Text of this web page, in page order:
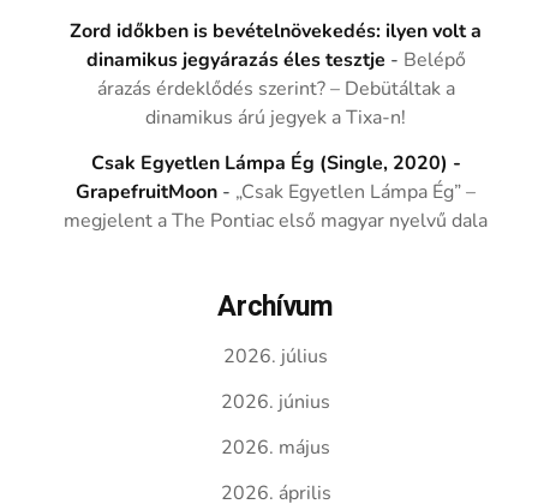
Zord időkben is bevételnövekedés: ilyen volt a
dinamikus jegyárazás éles tesztje - Belépő
árazás érdeklődés szerint? – Debütáltak a
dinamikus árú jegyek a Tixa-n!
Csak Egyetlen Lámpa Ég (Single, 2020) -
GrapefruitMoon - „Csak Egyetlen Lámpa Ég” –
megjelent a The Pontiac első magyar nyelvű dala
Archívum
2026. július
2026. június
2026. május
2026. április